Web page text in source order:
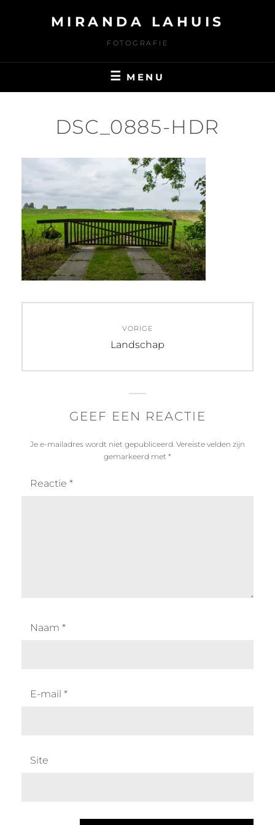
MIRANDA LAHUIS
FOTOGRAFIE
MENU
DSC_0885-HDR
VORIGE
Vorig
Landschap
GEEF EEN REACTIE
Je e-mailadres wordt niet gepubliceerd. Vereiste velden zijn
gemarkeerd met *
Reactie *
Naam *
E-mail *
Site